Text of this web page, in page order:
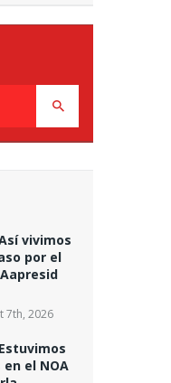
vivimos
por el
7th, 2026
el NOA